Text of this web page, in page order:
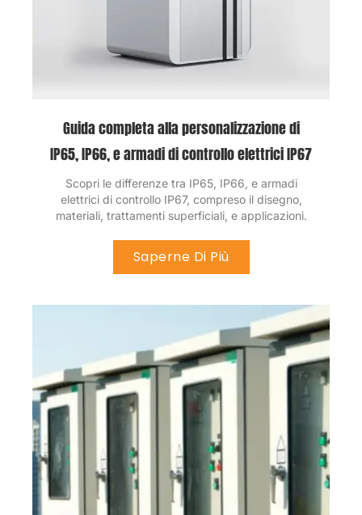
Guida completa alla personalizzazione di
IP65, IP66, e armadi di controllo elettrici IP67
Scopri le differenze tra IP65, IP66, e armadi
elettrici di controllo IP67, compreso il disegno,
materiali, trattamenti superficiali, e applicazioni.
Saperne Di Più